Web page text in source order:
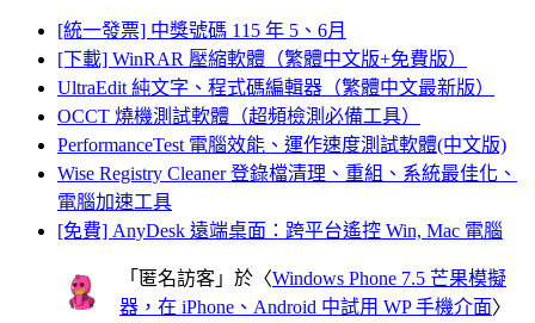
[統一發票] 中獎號碼 115 年 5、6月
[下載] WinRAR 壓縮軟體（繁體中文版+免費版）
UltraEdit 純文字、程式碼編輯器（繁體中文最新版）
OCCT 燒機測試軟體（超頻檢測必備工具）
PerformanceTest 電腦效能、運作速度測試軟體(中文版)
Wise Registry Cleaner 登錄檔清理、重組、系統最佳化、
電腦加速工具
[免費] AnyDesk 遠端桌面：跨平台遙控 Win, Mac 電腦
「 匿名訪客 」於〈Windows Phone 7.5 芒果模擬
器，在 iPhone、Android 中試用 WP 手機介面〉